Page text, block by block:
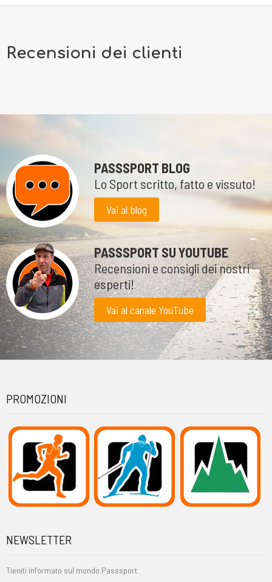
Recensioni dei clienti
PASSSPORT BLOG
Lo Sport scritto, fatto e vissuto!
Vai al blog
PASSSPORT SU YOUTUBE
Recensioni e consigli dei nostri
esperti!
Vai al canale YouTube
PROMOZIONI
NEWSLETTER
Tieniti informato sul mondo Passsport